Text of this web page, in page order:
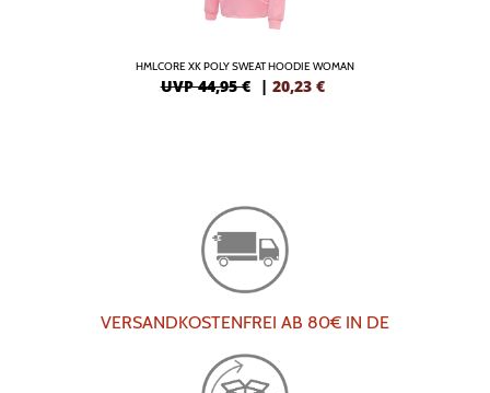
HMLCORE XK POLY SWEAT HOODIE WOMAN
UVP 44,95 € | 20,23 €
VERSANDKOSTENFREI AB 80€ IN DE